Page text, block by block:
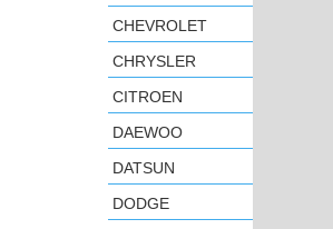
CHEVROLET
CHRYSLER
CITROEN
DAEWOO
DATSUN
DODGE